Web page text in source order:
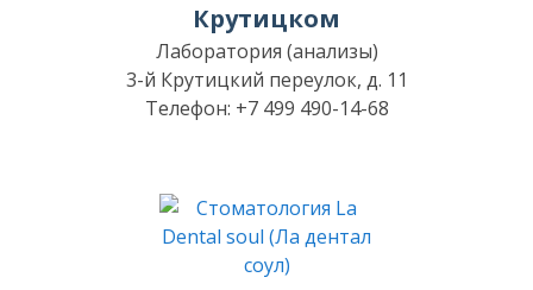
Крутицком
Лаборатория (анализы)
3-й Крутицкий переулок, д. 11
Телефон: +7 499 490-14-68